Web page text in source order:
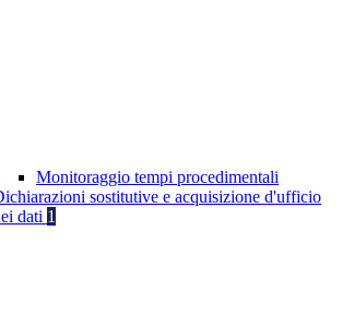
Monitoraggio tempi procedimentali
sostitutive e acquisizione d'ufficio
dati 1